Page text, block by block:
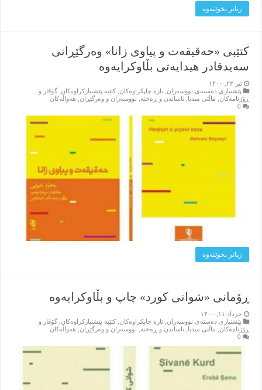
زیاتر بخوێنه‌وه‌
کتێبی «حەقیقەت و پیاوی زانا» وەرگێڕانی
سەیدقادر هیدایەتی بڵاوکرایەوە
تیر ۲۳, ۱۴۰۰
پێشنیاری ده‌سته‌ی نووسه‌ران ,تازه‌ چاپکراوه‌کان ,کتێبه‌ پێشنیارکراوه‌کان ,گۆڤار و
ڕۆژنامه‌کان
ماڵتی میدیا ناساندن و ڕه‌خنه‌ نووسه‌ران و وه‌رگێڕان
هه‌واڵه‌کان
0
زیاتر بخوێنه‌وه‌
ڕۆمانی «شوانی کورد» چاپ و بڵاوکرایەوە
خرداد ۱۱, ۱۴۰۰
پێشنیاری ده‌سته‌ی نووسه‌ران,تازه‌ چاپکراوه‌کان,کتێبه‌ پێشنیارکراوه‌کان,گۆڤار و
ڕۆژنامه‌کان, ماڵتی میدیا, ناساندن و ڕه‌خنه‌, نووسه‌ران و وه‌رگێڕان, هه‌واڵه‌کان
0